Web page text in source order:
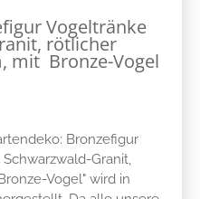
Vogeltränke
rötlicher
mit Bronze-Vogel
Bronzefigur
Granit,
Vogel" wird in